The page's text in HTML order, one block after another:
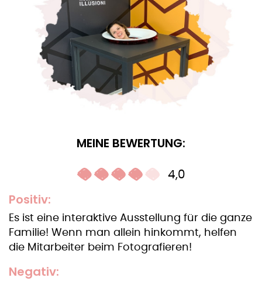
MEINE BEWERTUNG:
4,0
Positiv:
Es ist eine interaktive Ausstellung für die ganze
Familie! Wenn man allein hinkommt, helfen
die Mitarbeiter beim Fotografieren!
Negativ: